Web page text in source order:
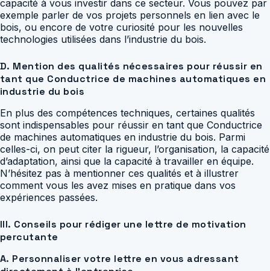
capacité à vous investir dans ce secteur. Vous pouvez par
exemple parler de vos projets personnels en lien avec le
bois, ou encore de votre curiosité pour les nouvelles
technologies utilisées dans l’industrie du bois.
D. Mention des qualités nécessaires pour réussir en
tant que Conductrice de machines automatiques en
industrie du bois
En plus des compétences techniques, certaines qualités
sont indispensables pour réussir en tant que Conductrice
de machines automatiques en industrie du bois. Parmi
celles-ci, on peut citer la rigueur, l’organisation, la capacité
d’adaptation, ainsi que la capacité à travailler en équipe.
N’hésitez pas à mentionner ces qualités et à illustrer
comment vous les avez mises en pratique dans vos
expériences passées.
III. Conseils pour rédiger une lettre de motivation
percutante
A. Personnaliser votre lettre en vous adressant